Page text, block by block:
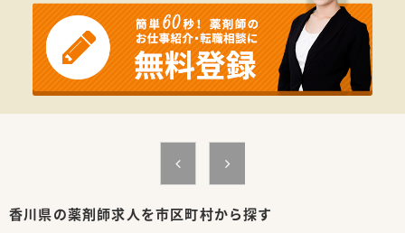
■現場の先輩薬剤師より指導を受けて頂きます。
＜法人特徴＞
■香川県内を中心に店舗展開している調剤薬局です。
■グループ会社では、福祉や教育に関する事業等も行っており、
経営も安定しております。
■カセット式自動分包機、電子薬歴完備しております。
＜こんな方にもオススメ＞
■子育て中、介護中など時間に制限があり、正社員でのご勤務が
香川県の薬剤師求人を市区町村から探す